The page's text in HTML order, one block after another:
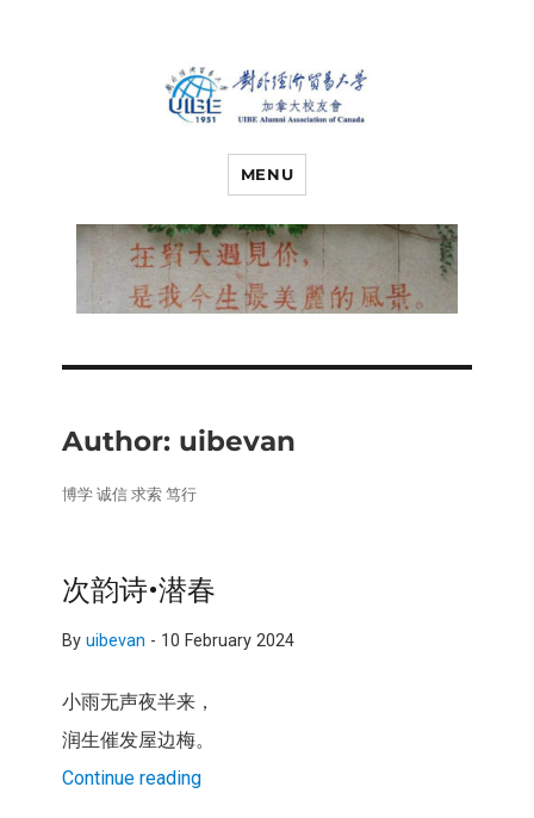
对外经济贸易
大学加拿大校
友会
MENU
Author: uibevan
博学 诚信 求索 笃行
次韵诗•潜春
By uibevan - 10 February 2024
小雨无声夜半来，
润生催发屋边梅。
Continue reading